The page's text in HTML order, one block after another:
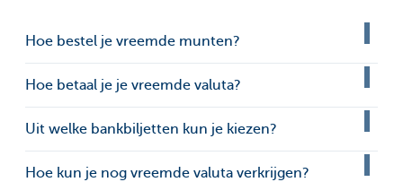
Hoe bestel je vreemde munten?
Hoe betaal je je vreemde valuta?
Uit welke bankbiljetten kun je kiezen?
Hoe kun je nog vreemde valuta verkrijgen?